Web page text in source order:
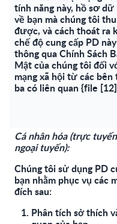
tính năng này, hồ sơ dữ
về bạn mà chúng tôi thu
được, và cách thoát ra
chế độ cung cấp PD này
thông qua Chính Sách
Mật của chúng tôi đối
mạng xã hội từ các
ba có liên quan {file
Cá nhân hóa (trực
ngoại tuyến):
Chúng tôi sử dụng PD
bạn nhằm phục vụ các
đích sau:
Phân tích sở thích